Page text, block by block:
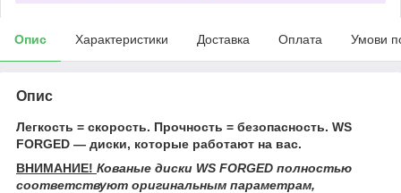
Опис Характеристики Доставка Оплата Умови
Опис
Легкость = скорость. Прочность = безопасность. WS
FORGED — диски, которые работают на вас.
ВНИМАНИЕ! Кованые диски WS FORGED полностью
соответствуют оригинальным параметрам,